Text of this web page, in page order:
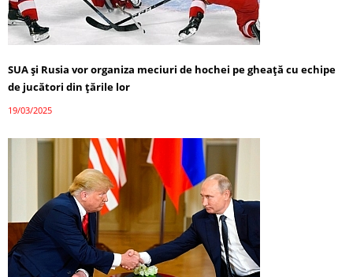
SUA și Rusia vor organiza meciuri de hochei pe gheață cu echipe
de jucători din țările lor
19/03/2025